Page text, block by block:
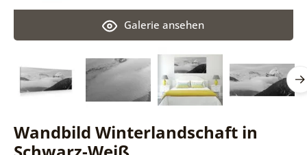
Wandbild Winterlandschaft in
Galerie ansehen